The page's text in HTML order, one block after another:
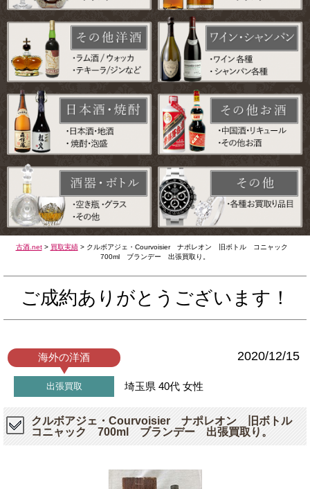
古酒.net> 買取実績> クルボアジェ・Courvoisier ナポレオン 旧ボトル コニャック
700ml ブランデー 出張買取り。
ご成約ありがとうございます！
海外の洋酒 2020/12/15
出張買取 埼玉県 40代 女性
クルボアジェ・Courvoisier ナポレオン 旧ボトル
コニャック 700ml ブランデー 出張買取り。